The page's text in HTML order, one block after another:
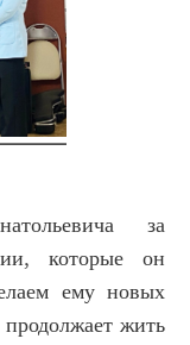
за
которые он
ему новых
жить